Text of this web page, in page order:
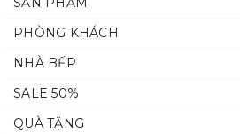
PHÒNG KHÁCH
NHÀ BẾP
SALE 50%
QUÀ TẶNG